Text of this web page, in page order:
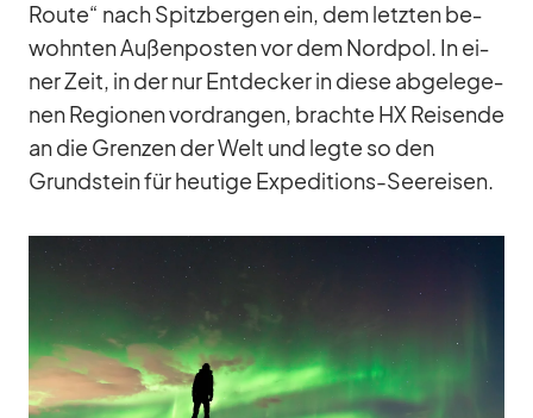
Route“ nach Spitz­ber­gen ein, dem letz­ten be­
wohn­ten Au­ßen­pos­ten vor dem Nord­pol. In ei­
ner Zeit, in der nur Ent­de­cker in diese ab­ge­le­ge­
nen Re­gio­nen vor­dran­gen, brachte HX Rei­sende
an die Gren­zen der Welt und legte so den
Grund­stein für heu­tige Ex­pe­di­ti­ons-See­rei­sen.